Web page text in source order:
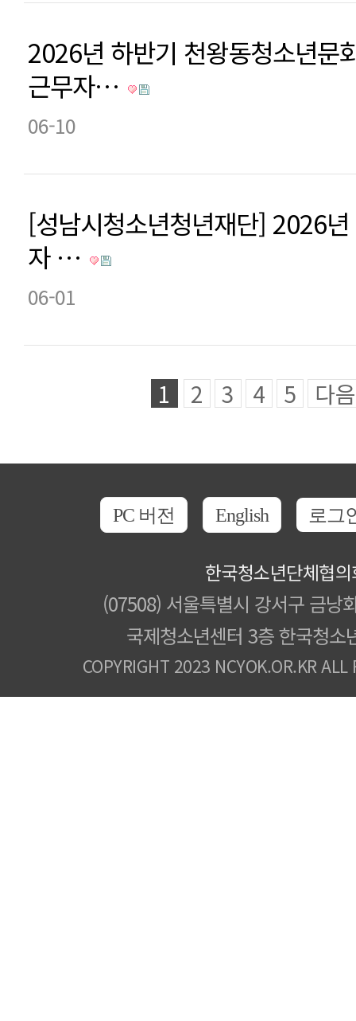
2026년 하반기 천왕동청소년문
근무자…
06-10
[성남시청소년청년재단] 2026
자 …
06-01
1 2 3 4 5 다음
PC 버전 English 로그
한국청소년단체협
(07508) 서울특별시 강서구 금낭
국제청소년센터 3층 한국청소
COPYRIGHT 2023 NCYOK.OR.KR ALL